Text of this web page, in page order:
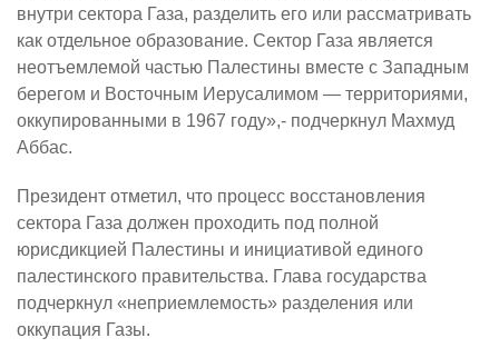
внутри сектора Газа, разделить его или рассматривать
как отдельное образование. Сектор Газа является
неотъемлемой частью Палестины вместе с Западным
берегом и Восточным Иерусалимом — территориями,
оккупированными в 1967 году»,- подчеркнул Махмуд
Аббас.
Президент отметил, что процесс восстановления
сектора Газа должен проходить под полной
юрисдикцией Палестины и инициативой единого
палестинского правительства. Глава государства
подчеркнул «неприемлемость» разделения или
оккупация Газы.